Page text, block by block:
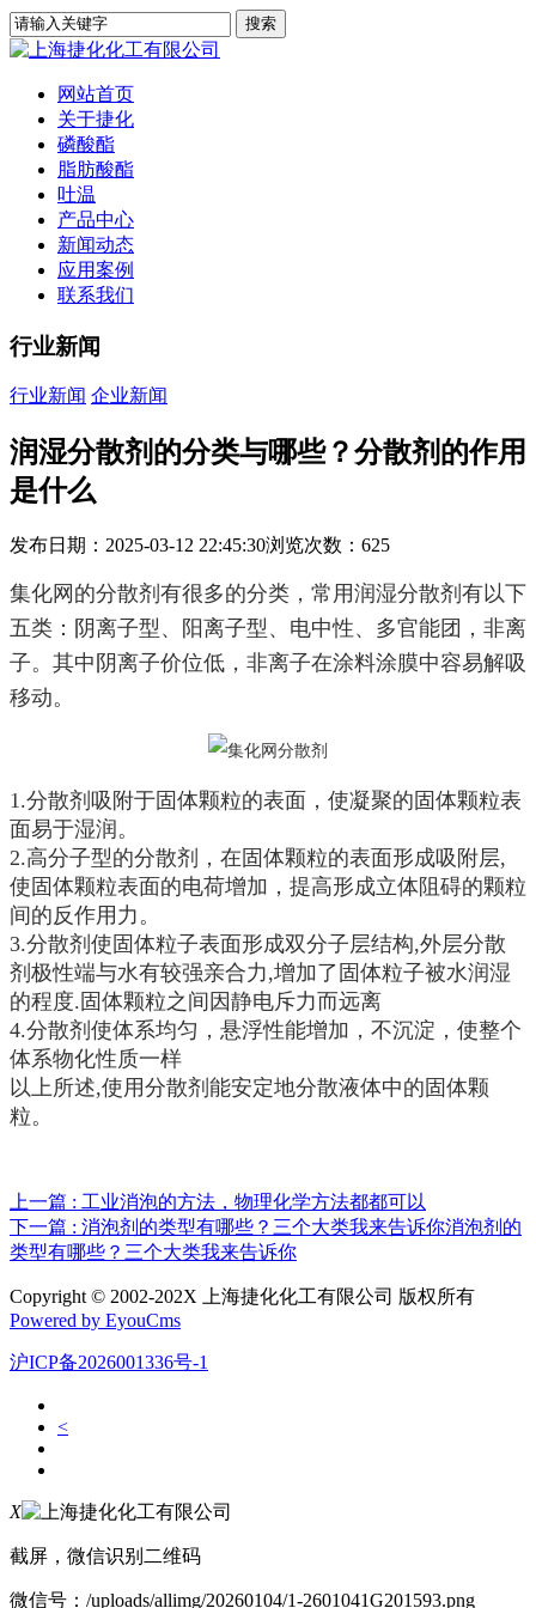
网站首页
关于捷化
磷酸酯
脂肪酸酯
吐温
产品中心
新闻动态
应用案例
联系我们
行业新闻
行业新闻 企业新闻
润湿分散剂的分类与哪些？分散剂的作用
是什么
发布日期：2025-03-12 22:45:30浏览次数： 625
集化网的分散剂有很多的分类，常用润湿分散剂有以下
五类：阴离子型、阳离子型、电中性、多官能团，非离
子。其中阴离子价位低，非离子在涂料涂膜中容易解吸
移动。
1.分散剂吸附于固体颗粒的表面，使凝聚的固体颗粒表
面易于湿润。
2.高分子型的分散剂，在固体颗粒的表面形成吸附层,
使固体颗粒表面的电荷增加，提高形成立体阻碍的颗粒
间的反作用力。
3.分散剂使固体粒子表面形成双分子层结构,外层分散
剂极性端与水有较强亲合力,增加了固体粒子被水润湿
的程度.固体颗粒之间因静电斥力而远离
4.分散剂使体系均匀，悬浮性能增加，不沉淀，使整个
体系物化性质一样
以上所述,使用分散剂能安定地分散液体中的固体颗
粒。
上一篇 : 工业消泡的方法，物理化学方法都都可以
下一篇 : 消泡剂的类型有哪些？三个大类我来告诉你消泡剂的
类型有哪些？三个大类我来告诉你
Copyright © 2002-202X 上海捷化化工有限公司 版权所有
Powered by EyouCms
沪ICP备2026001336号-1
<
X
截屏，微信识别二维码
微信号： /uploads/allimg/20260104/1-2601041G201593.png